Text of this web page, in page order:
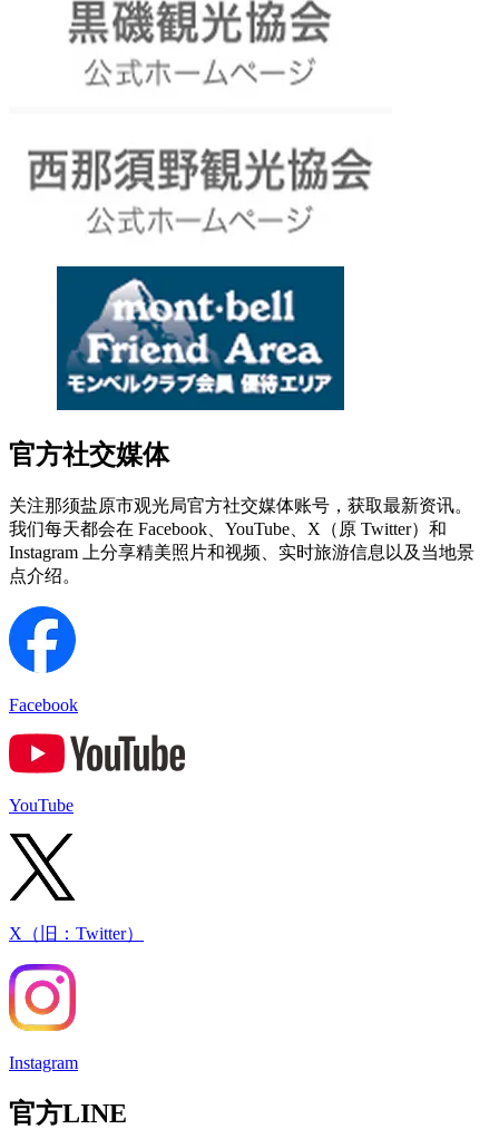
官方社交媒体
关注那须盐原市观光局官方社交媒体账号，获取最新资讯。
我们每天都会在 Facebook、YouTube、X（原 Twitter）和
Instagram 上分享精美照片和视频、实时旅游信息以及当地景
点介绍。
Facebook
YouTube
X（旧：Twitter）
Instagram
官方LINE